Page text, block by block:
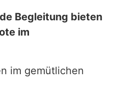
Begleitung bieten
im
im gemütlichen